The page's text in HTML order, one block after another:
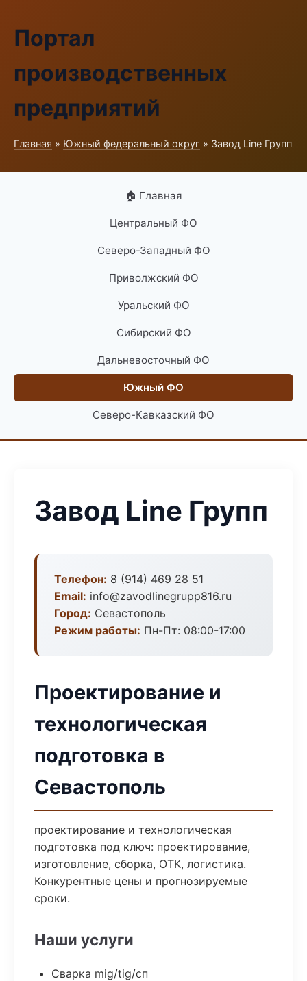
Портал
производственных
предприятий
Главная » Южный федеральный округ » Завод Line Групп
🏠 Главная
Центральный ФО
Северо-Западный ФО
Приволжский ФО
Уральский ФО
Сибирский ФО
Дальневосточный ФО
Южный ФО
Северо-Кавказский ФО
Завод Line Групп
Телефон: 8 (914) 469 28 51
Email: info@zavodlinegrupp816.ru
Город: Севастополь
Режим работы: Пн-Пт: 08:00-17:00
Проектирование и
технологическая
подготовка в
Севастополь
проектирование и технологическая
подготовка под ключ: проектирование,
изготовление, сборка, ОТК, логистика.
Конкурентные цены и прогнозируемые
сроки.
Наши услуги
Сварка mig/tig/сп